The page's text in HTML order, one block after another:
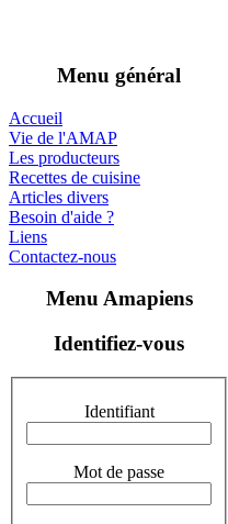
Menu général
Accueil
Vie de l'AMAP
Les producteurs
Recettes de cuisine
Articles divers
Besoin d'aide ?
Liens
Contactez-nous
Menu Amapiens
Identifiez-vous
Identifiant
Mot de passe